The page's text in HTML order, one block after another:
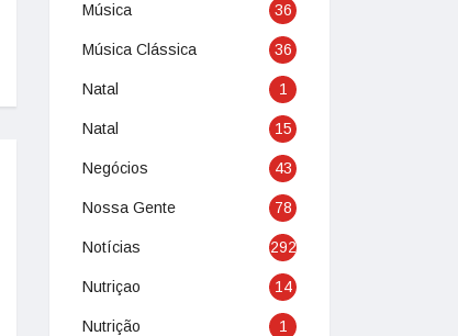
Música 36
Música Clássica 36
Natal 1
Natal 15
Negócios 43
Nossa Gente 78
Notícias 292
Nutriçao 14
Nutrição 1